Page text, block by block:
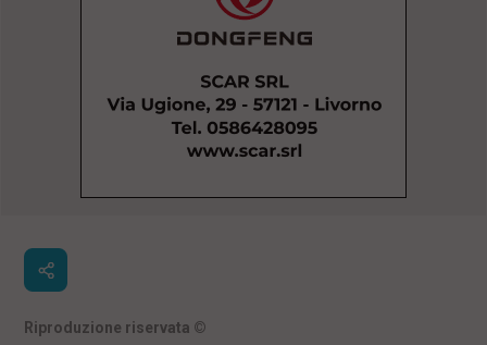
Riproduzione riservata ©